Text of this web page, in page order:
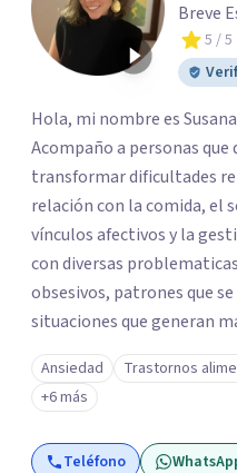
Breve
5 / 5
Hola, mi nombre es
Acompaño a personas
transformar dificultades
relación con la comida, el
vínculos afectivos y la
con diversas
obsesivos, patrones que
situaciones que generan
propósito es ofrecer un
puedas entender lo que te
formas de estar mejor.
Ansiedad Trastornos
+6 más
Teléfono